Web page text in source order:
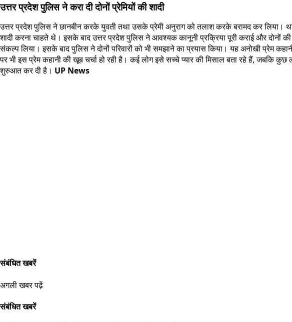
उत्तर प्रदेश पुलिस ने करा दी दोनों प्रेमियों की शादी
उत्तर प्रदेश पुलिस ने छानबीन करके युवती तथा उसके प्रेमी अनुराग को तलाश करके बरामद कर लिया।
शादी करना चाहते थे। इसके बाद उत्तर प्रदेश पुलिस ने आवश्यक कानूनी प्रक्रिया पूरी कराई और दोनों
संकल्प लिया। इसके बाद पुलिस ने दोनों परिवारों को भी समझाने का प्रयास किया। यह अनोखी प्रेम
पर भी इस प्रेम कहानी की खूब चर्चा हो रही है। कई लोग इसे सच्चे प्यार की मिसाल बता रहे हैं, जबकि
शुरुआत कर दी है। UP News
संबंधित खबरें
अगली खबर पढ़ें
संबंधित खबरें